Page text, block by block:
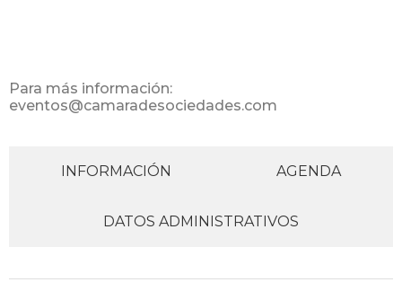
Para más información:
eventos@camaradesociedades.com
INFORMACIÓN AGENDA
DATOS ADMINISTRATIVOS